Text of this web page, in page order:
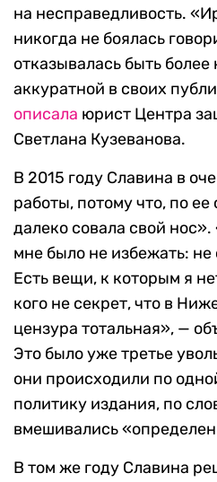
на несправедливость.
никогда не боялась
отказывалась быть
аккуратной в своих
описала юрист Центра
Светлана Кузеванова.
В 2015 году Славина в
работы, потому что, по
далеко совала свой
мне было не избежать: не
Есть вещи, к которым я
кого не секрет, что в
цензура тотальная», —
Это было уже третье
они происходили по
политику издания, по
вмешивались
В том же году Славина